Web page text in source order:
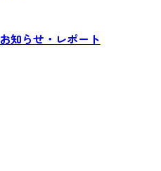
お知らせ・レポート